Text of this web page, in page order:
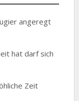
angeregt
hat darf sich
Zeit